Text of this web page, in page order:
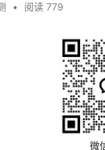
• 阅读 779
微